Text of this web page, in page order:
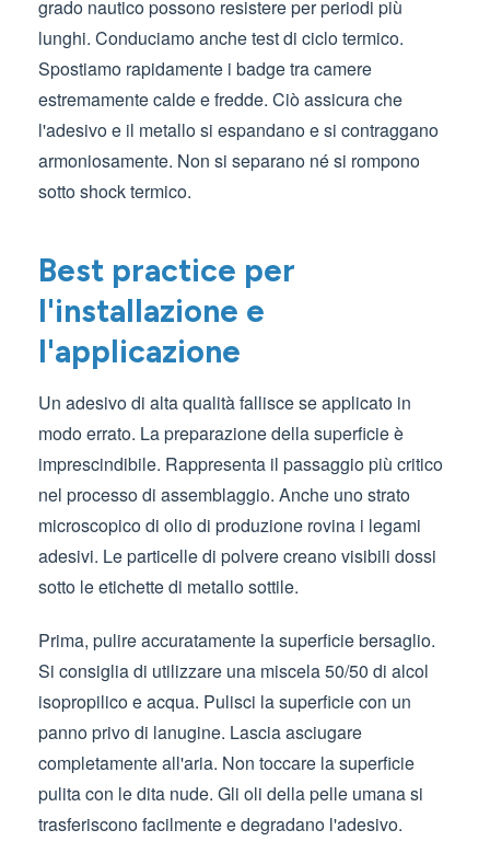
grado nautico possono resistere per periodi più
lunghi. Conduciamo anche test di ciclo termico.
Spostiamo rapidamente i badge tra camere
estremamente calde e fredde. Ciò assicura che
l'adesivo e il metallo si espandano e si contraggano
armoniosamente. Non si separano né si rompono
sotto shock termico.
Best practice per
l'installazione e
l'applicazione
Un adesivo di alta qualità fallisce se applicato in
modo errato. La preparazione della superficie è
imprescindibile. Rappresenta il passaggio più critico
nel processo di assemblaggio. Anche uno strato
microscopico di olio di produzione rovina i legami
adesivi. Le particelle di polvere creano visibili dossi
sotto le etichette di metallo sottile.
Prima, pulire accuratamente la superficie bersaglio.
Si consiglia di utilizzare una miscela 50/50 di alcol
isopropilico e acqua. Pulisci la superficie con un
panno privo di lanugine. Lascia asciugare
completamente all'aria. Non toccare la superficie
pulita con le dita nude. Gli oli della pelle umana si
trasferiscono facilmente e degradano l'adesivo.